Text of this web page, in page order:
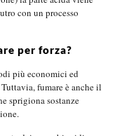
con un processo
per forza?
più economici ed
fumare è anche il
sprigiona sostanze